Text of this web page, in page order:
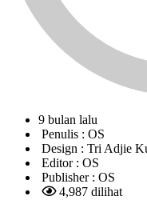
9 bulan lalu
Penulis : OS
Design : Tri Adjie
Editor : OS
Publisher : OS
4,987 dilihat